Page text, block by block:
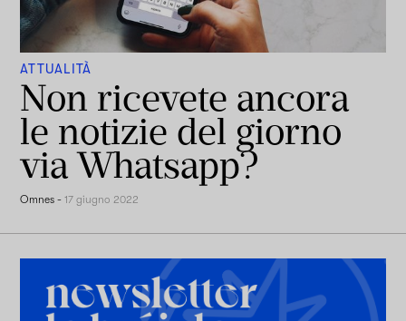
ATTUALITÀ
Non ricevete ancora
le notizie del giorno
via Whatsapp?
Omnes -17 giugno 2022